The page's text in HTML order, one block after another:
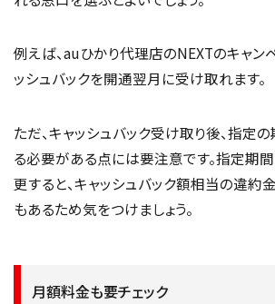
例えば、auひかり代理店のNEXTのキャン
ッシュバックを開通翌月に受け取れます。
ただ、キャッシュバック受け取り後、指定
る必要がある点には要注意です。指定期
更すると、キャッシュバック額相当の違約
もあるため気をつけましょう。
月額料金も要チェック